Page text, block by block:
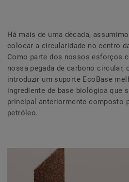
Há mais de uma década,
colocar a circularidade no centro
Como parte dos nossos esforços
nossa pegada de carbono circular,
introduzir um suporte EcoBase
ingrediente de base biológica que
principal anteriormente composto
petróleo.